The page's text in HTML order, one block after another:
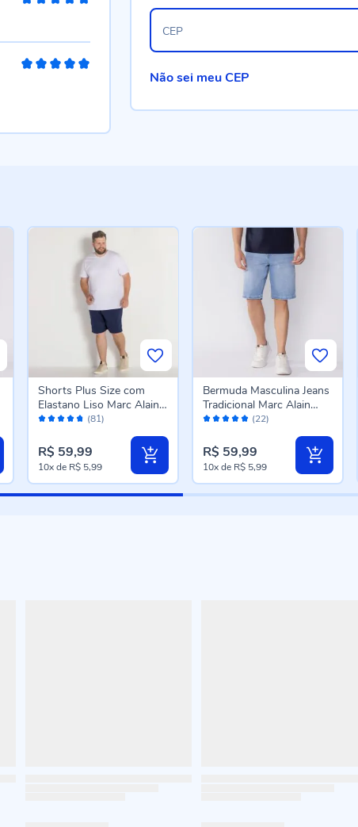
CEP
Não sei meu CEP
Avaliação: (81)
Shorts Plus Size com
Elastano Liso Marc Alain
Plus Marinho
R$ 59,99
10xde R$ 5,99
Avaliação: (22)
Bermuda Masculina Jeans
Tradicional Marc Alain
Azul Claro
R$ 59,99
10xde R$ 5,99